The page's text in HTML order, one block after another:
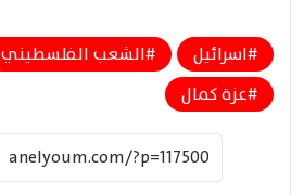
اسرائيل الشعب الفلسطيني
عزة كمال